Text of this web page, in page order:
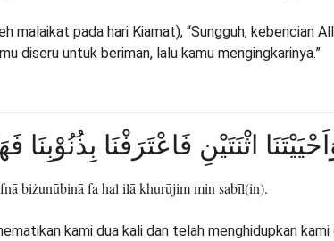
malaikat pada hari Kiamat), “Sungguh, kebencian
diseru untuk beriman, lalu kamu mengingkarinya.”
وَاَحْيَيْتَنَا اثْنَتَيْنِ فَاعْتَرَفْنَا
biżunūbinā fa hal ilā khurūjim min sabīl(in).
kami dua kali dan telah menghidupkan